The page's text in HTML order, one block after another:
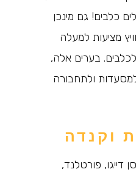
כלבים! גם מינכן
מציעות למעלה
לכלבים. בערים אלה,
ולתחבורה
וקנדה
דייגו, פורטלנד,